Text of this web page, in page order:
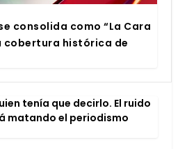
con­so­li­da como “La Cara
cober­tu­ra his­tó­ri­ca de
tenía que decir­lo. El rui­do
matan­do el perio­dis­mo